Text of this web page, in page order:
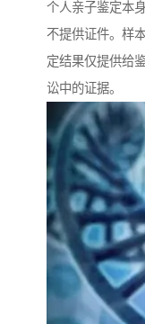
个人亲子鉴定本
不提供证件。样
定结果仅提供给
讼中的证据。